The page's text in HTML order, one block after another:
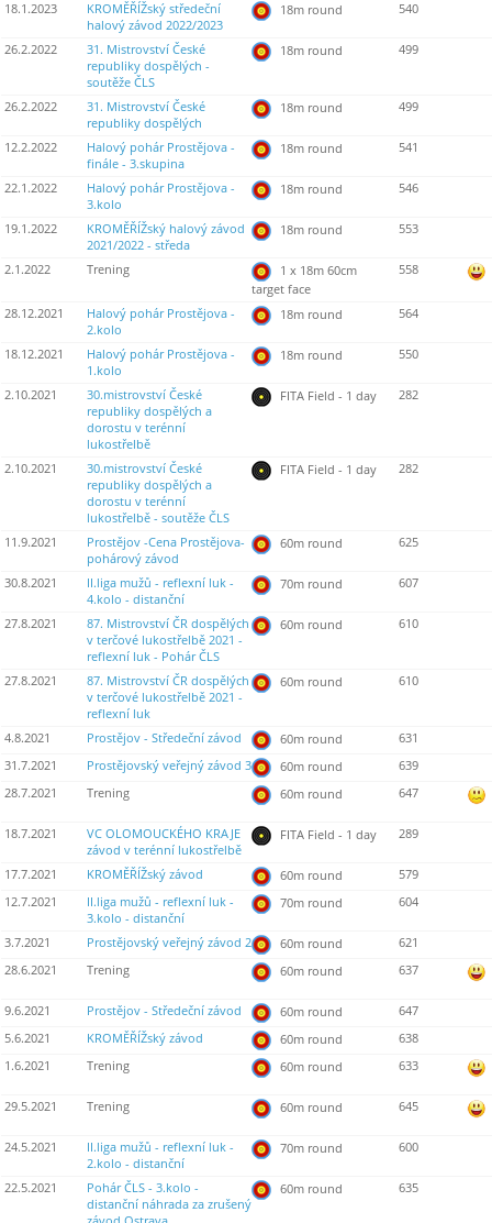
18.1.2023
KROMĚŘÍŽský středeční
halový závod 2022/2023
18m round 540
26.2.2022
31. Mistrovství České
republiky dospělých -
soutěže ČLS
18m round 499
26.2.2022
31. Mistrovství České
republiky dospělých
18m round 499
12.2.2022
Halový pohár Prostějova -
finále - 3.skupina
18m round 541
22.1.2022
Halový pohár Prostějova -
3.kolo
18m round 546
19.1.2022
KROMĚŘÍŽský halový závod
2021/2022 - středa
18m round 553
2.1.2022 Trening
1 x 18m 60cm
target face
558
28.12.2021
Halový pohár Prostějova -
2.kolo
18m round 564
18.12.2021
Halový pohár Prostějova -
1.kolo
18m round 550
2.10.2021
30.mistrovství České
republiky dospělých a
dorostu v terénní
lukostřelbě
FITA Field - 1 day 282
2.10.2021
30.mistrovství České
republiky dospělých a
dorostu v terénní
lukostřelbě - soutěže ČLS
FITA Field - 1 day 282
11.9.2021
Prostějov -Cena Prostějova-
pohárový závod
60m round 625
30.8.2021
II.liga mužů - reflexní luk -
4.kolo - distanční
70m round 607
27.8.2021
87. Mistrovství ČR dospělých
v terčové lukostřelbě 2021 -
reflexní luk - Pohár ČLS
60m round 610
27.8.2021
87. Mistrovství ČR dospělých
v terčové lukostřelbě 2021 -
reflexní luk
60m round 610
4.8.2021 Prostějov - Středeční závod 60m round
631
31.7.2021
Prostějovský veřejný závod 3 60m round
639
28.7.2021
Trening 60m round 647
18.7.2021
VC OLOMOUCKÉHO KRAJE
závod v terénní lukostřelbě
FITA Field - 1 day 289
17.7.2021 KROMĚŘÍŽský závod 60m round
579
12.7.2021
II.liga mužů - reflexní luk -
3.kolo - distanční
70m round 604
3.7.2021 Prostějovský veřejný závod 2 60m round
621
28.6.2021
Trening 60m round 637
9.6.2021 Prostějov - Středeční závod 60m round
647
5.6.2021
KROMĚŘÍŽský závod 60m round
638
1.6.2021
Trening 60m round 633
29.5.2021 Trening 60m round 645
24.5.2021
II.liga mužů - reflexní luk -
2.kolo - distanční
70m round 600
22.5.2021
Pohár ČLS - 3.kolo -
distanční náhrada za zrušený
60m round 635